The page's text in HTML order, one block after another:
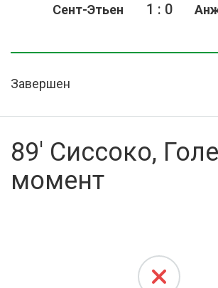
О сайте
Активировать промокод
Сент-Этьен 1 : 0
Завершен
89' Сиссоко,
момент